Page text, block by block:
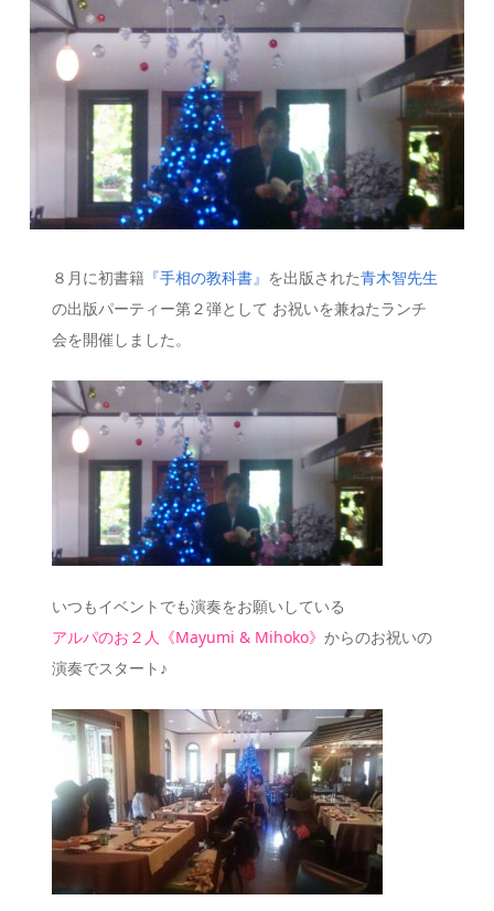
８月に初書籍 『手相の教科書』 を出版された青木智先生
の出版パーティー第２弾として お祝いを兼ねたランチ
会を開催しました。
いつもイベントでも演奏をお願いしている
アルパのお２人《Mayumi & Mihoko》からのお祝いの
演奏でスタート♪